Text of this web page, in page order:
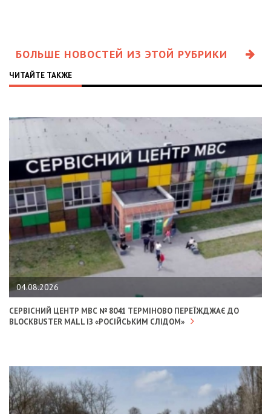
БОЛЬШЕ НОВОСТЕЙ ИЗ ЭТОЙ РУБРИКИ
ЧИТАЙТЕ ТАКЖЕ
04.08.2026
СЕРВІСНИЙ ЦЕНТР МВС № 8041 ТЕРМІНОВО ПЕРЕЇЖДЖАЄ ДО
BLOCKBUSTER MALL ІЗ «РОСІЙСЬКИМ СЛІДОМ»